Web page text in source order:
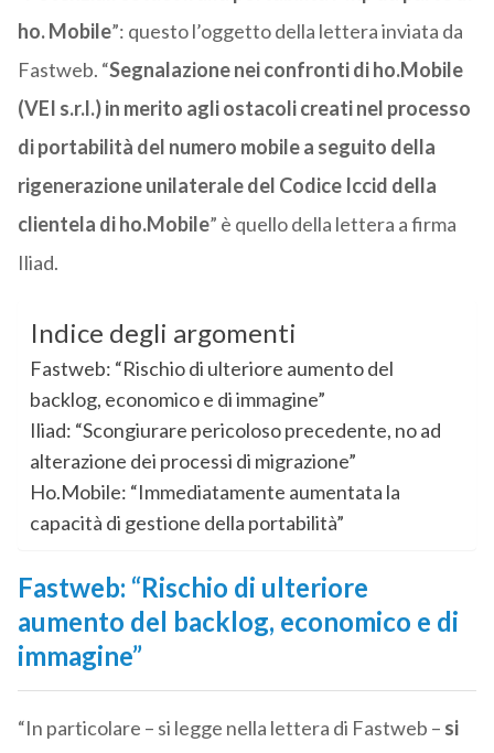
ho. Mobile”: questo l’oggetto della lettera inviata da
Fastweb. “Segnalazione nei confronti di ho.Mobile
(VEI s.r.l.) in merito agli ostacoli creati nel processo
di portabilità del numero mobile a seguito della
rigenerazione unilaterale del Codice Iccid della
clientela di ho.Mobile” è quello della lettera a firma
Iliad.
Indice degli argomenti
Fastweb: “Rischio di ulteriore aumento del
backlog, economico e di immagine”
Iliad: “Scongiurare pericoloso precedente, no ad
alterazione dei processi di migrazione”
Ho.Mobile: “Immediatamente aumentata la
capacità di gestione della portabilità”
Fastweb: “Rischio di ulteriore
aumento del backlog, economico e di
immagine”
“In particolare – si legge nella lettera di Fastweb – si